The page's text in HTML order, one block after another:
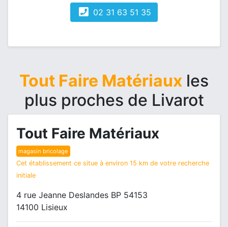
02 31 63 51 35
Tout Faire Matériaux les
plus proches de Livarot
Tout Faire Matériaux
magasin bricolage
Cet établissement ce situe à environ 15 km de votre recherche
initiale
4 rue Jeanne Deslandes BP 54153
14100 Lisieux